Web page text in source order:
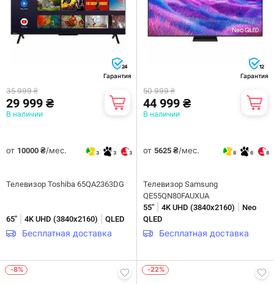
24
Гарантия
35 999 ₴
29 999 ₴
В наличии
от 10000 ₴/мес. 3 3 3
Телевизор Toshiba 65QA2363DG
65" 4K UHD (3840х2160) QLED
Бесплатная доставка
12
Гарантия
50 999 ₴
44 999 ₴
В наличии
от 5625 ₴/мес. 8 6 8
Телевизор Samsung
QE55QN80FAUXUA
55"
4K UHD (3840х2160)
Neo
QLED
Бесплатная доставка
-8% -22%